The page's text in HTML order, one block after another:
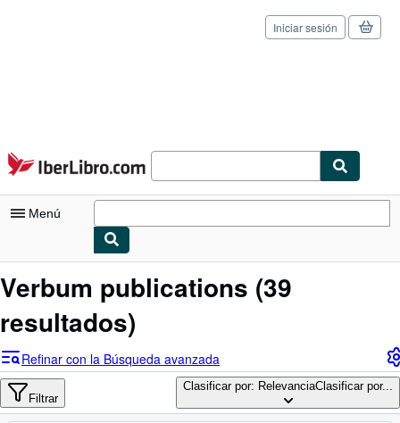
Pasar al contenido principal
IberLibro.com
Iniciar sesión
Menú
Mi cuenta
Consultar mis pedidos
Búsqueda avanzada
Colecciones
Verbum publications (39
resultados)
Refinar con la Búsqueda avanzada
Filtrar
Clasificar por: RelevanciaClasificar por...